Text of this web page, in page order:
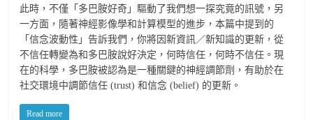
此時，不僅「多巴胺好奇」驅動了我們想一探究竟的訊號，另
一方面，隨著神經影像學和計算模型的進步，本篇中提到的
「信念波動性」告訴我們，你將因新資訊／新知識的更新，從
不信任轉變為和多巴胺說好決定，何時信任，何時不信任。現
在的科學，多巴胺被認為是一種關鍵的神經調節劑，有助於在
社交環境中調節信任 (trust) 和信念 (belief) 的更新。
Read more